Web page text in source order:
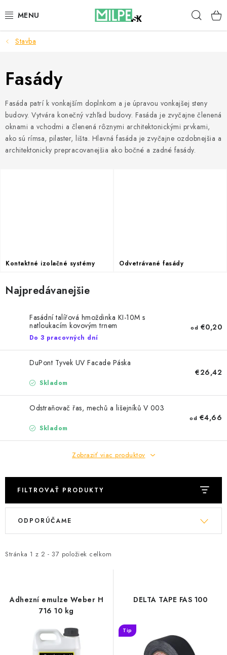
na
STREŠNÉ OKNÁ
PODKROVNÉ SCHODY
STAVBA
BLOG
Stavba
Fasády
Fasáda patrí k vonkajším doplnkom a je úpravou vonkajšej steny
budovy. Vytvára konečný vzhľad budovy. Fasáda je zvyčajne členená
oknami a vchodmi a členená rôznymi architektonickými prvkami,
ako sú rímsa, pilaster, lišta. Hlavná fasáda je zvyčajne ozdobnejšia a
architektonicky prepracovanejšia ako bočné a zadné fasády.
Kontaktné izolačné systémy Odvetrávané fasády
Najpredávanejšie
Fasádní talířová hmoždinka KI-10M s
natloukacím kovovým trnem
Do 3 pracovných dní
od €0,20
DuPont Tyvek UV Facade Páska
Skladom
€26,42
Odstraňovač řas, mechů a lišejníků V 003
Skladom
od €4,66
Zobraziť viac produktov
FILTROVAŤ PRODUKTY
V
i
r
Stránka 1 z 2 - 37 položiek celkom
R
e
e
ODPORÚČAME
Adhezní emulze Weber H
716 10 kg
DELTA TAPE FAS 100
Tip